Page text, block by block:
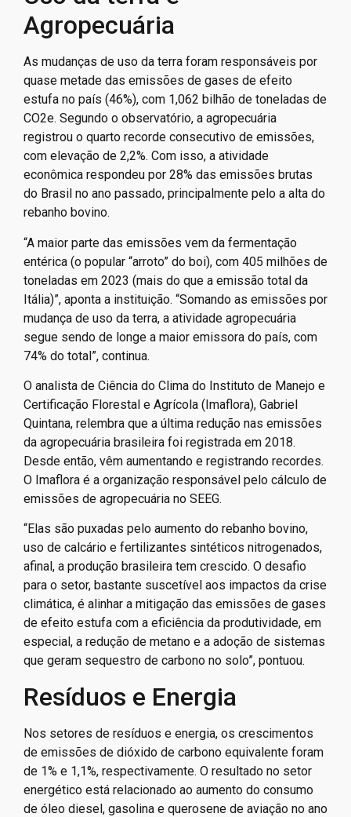
Agropecuária
As mudanças de uso da terra foram responsáveis por
quase metade das emissões de gases de efeito
estufa no país (46%), com 1,062 bilhão de toneladas de
CO2e. Segundo o observatório, a agropecuária
registrou o quarto recorde consecutivo de emissões,
com elevação de 2,2%. Com isso, a atividade
econômica respondeu por 28% das emissões brutas
do Brasil no ano passado, principalmente pelo a alta do
rebanho bovino.
“A maior parte das emissões vem da fermentação
entérica (o popular “arroto” do boi), com 405 milhões de
toneladas em 2023 (mais do que a emissão total da
Itália)”, aponta a instituição. “Somando as emissões por
mudança de uso da terra, a atividade agropecuária
segue sendo de longe a maior emissora do país, com
74% do total”, continua.
O analista de Ciência do Clima do Instituto de Manejo e
Certificação Florestal e Agrícola (Imaflora), Gabriel
Quintana, relembra que a última redução nas emissões
da agropecuária brasileira foi registrada em 2018.
Desde então, vêm aumentando e registrando recordes.
O Imaflora é a organização responsável pelo cálculo de
emissões de agropecuária no SEEG.
“Elas são puxadas pelo aumento do rebanho bovino,
uso de calcário e fertilizantes sintéticos nitrogenados,
afinal, a produção brasileira tem crescido. O desafio
para o setor, bastante suscetível aos impactos da crise
climática, é alinhar a mitigação das emissões de gases
de efeito estufa com a eficiência da produtividade, em
especial, a redução de metano e a adoção de sistemas
que geram sequestro de carbono no solo”, pontuou.
Resíduos e Energia
Nos setores de resíduos e energia, os crescimentos
de emissões de dióxido de carbono equivalente foram
de 1% e 1,1%, respectivamente. O resultado no setor
energético está relacionado ao aumento do consumo
de óleo diesel, gasolina e querosene de aviação no ano